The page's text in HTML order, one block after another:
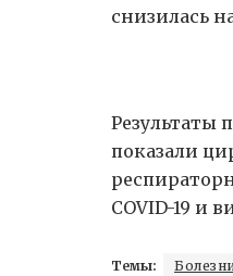
снизилась
Результаты
показали
COVID-19 и
Темы: